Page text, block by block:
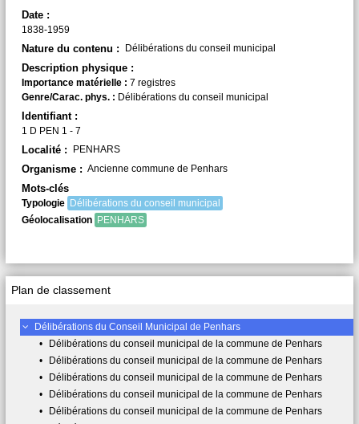
Plan de classement
Délibérations du Conseil Municipal de Penhars
•
Délibérations du conseil municipal de la commune de Penhars
•
Délibérations du conseil municipal de la commune de Penhars
•
Délibérations du conseil municipal de la commune de Penhars
•
Délibérations du conseil municipal de la commune de Penhars
•
Délibérations du conseil municipal de la commune de Penhars
Date :
1838-1959
Nature du contenu : Délibérations du conseil municipal
Description physique :
Importance matérielle : 7 registres
Genre/Carac. phys. : Délibérations du conseil municipal
Identifiant :
1 D PEN 1 - 7
Localité : PENHARS
Organisme : Ancienne commune de Penhars
Mots-clés
Typologie Délibérations du conseil municipal
Géolocalisation PENHARS